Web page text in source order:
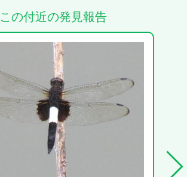
この付近の発見報告